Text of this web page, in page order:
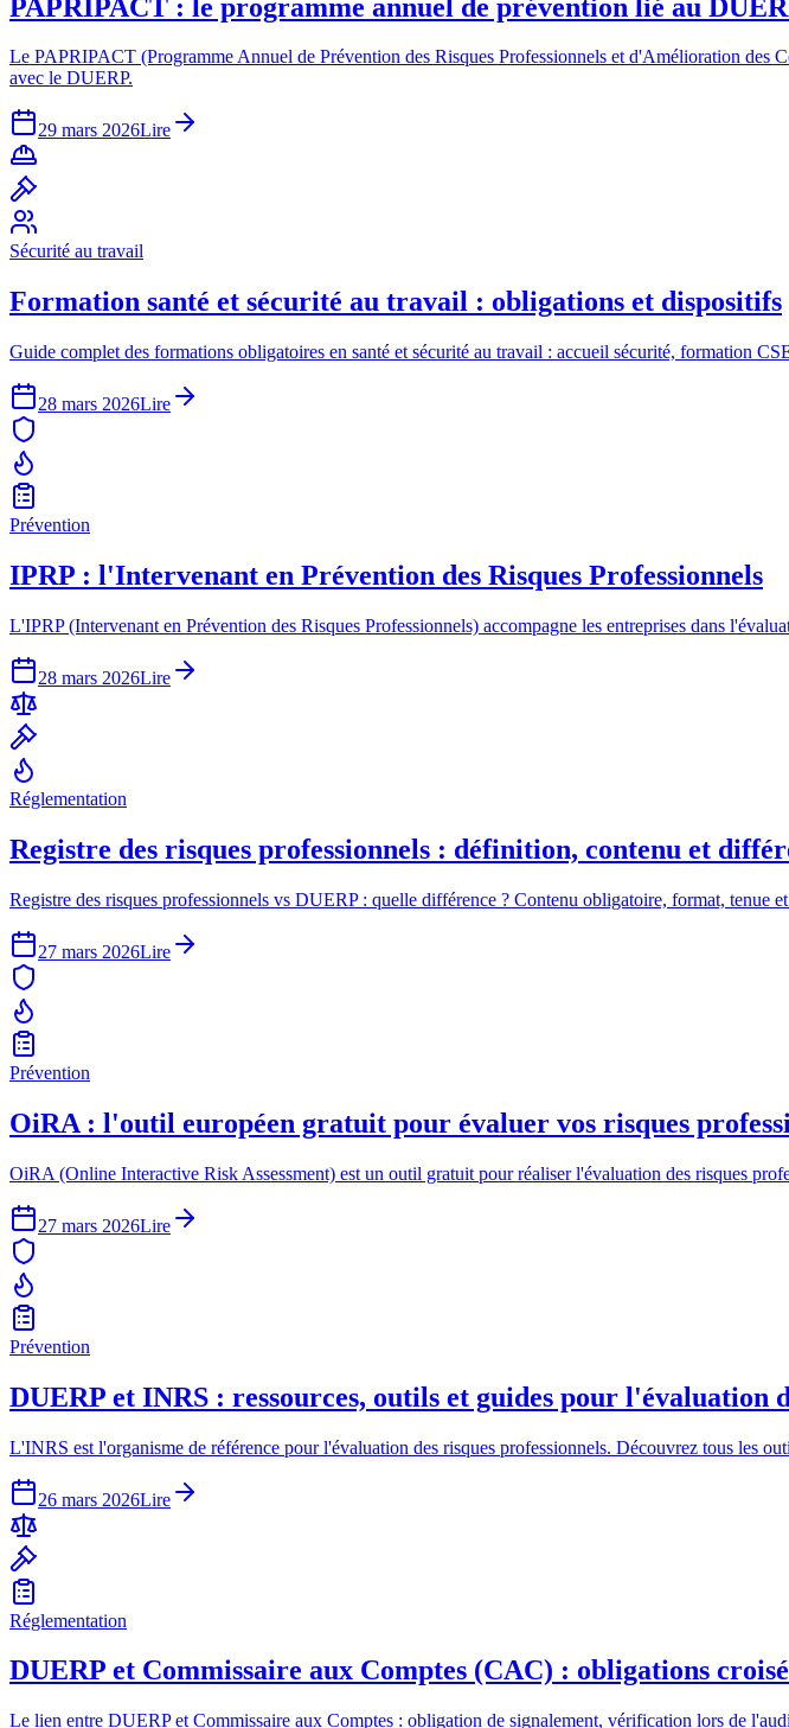
PAPRIPACT : le programme annuel de prévention lié au
Le PAPRIPACT (Programme Annuel de Prévention des Risques Professionnels et d'Amélioration des
avec le DUERP.
29 mars 2026Lire
Sécurité au travail
Formation santé et sécurité au travail : obligations et dispositifs
Guide complet des formations obligatoires en santé et sécurité au travail : accueil sécurité, formation
28 mars 2026Lire
Prévention
IPRP : l'Intervenant en Prévention des Risques Professionnels
L'IPRP (Intervenant en Prévention des Risques Professionnels) accompagne les entreprises dans
28 mars 2026Lire
Réglementation
Registre des risques professionnels : définition, contenu et
Registre des risques professionnels vs DUERP : quelle différence ? Contenu obligatoire, format, tenue
27 mars 2026Lire
Prévention
OiRA : l'outil européen gratuit pour évaluer vos risques
OiRA (Online Interactive Risk Assessment) est un outil gratuit pour réaliser l'évaluation des risques
27 mars 2026Lire
Prévention
DUERP et INRS : ressources, outils et guides pour l'évaluation
L'INRS est l'organisme de référence pour l'évaluation des risques professionnels. Découvrez tous les
26 mars 2026Lire
Réglementation
DUERP et Commissaire aux Comptes (CAC) : obligations
Le lien entre DUERP et Commissaire aux Comptes : obligation de signalement, vérification lors de